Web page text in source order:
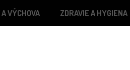
VÝCHOVA ZDRAVIE A HYGIENA